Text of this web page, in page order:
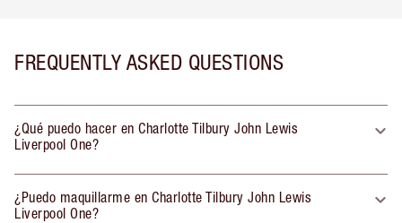
FREQUENTLY ASKED QUESTIONS
¿Qué puedo hacer en Charlotte Tilbury John Lewis
Liverpool One?
¿Puedo maquillarme en Charlotte Tilbury John Lewis
Liverpool One?